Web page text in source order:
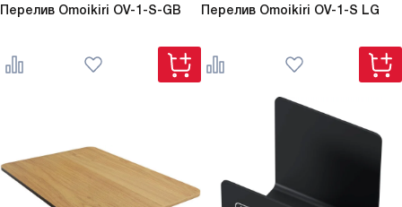
Перелив Omoikiri OV-1-S-GB Перелив Omoikiri OV-1-S LG